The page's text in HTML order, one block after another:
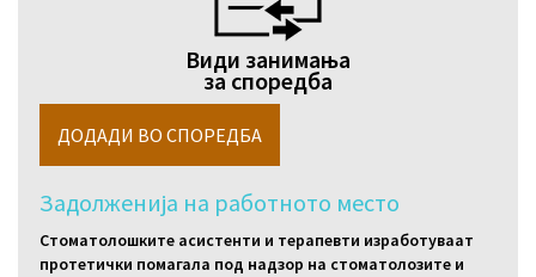
Види занимања
за споредба
Задолженија на работното место
Стоматолошките асистенти и терапевти изработуваат
протетички помагала под надзор на стоматолозите и